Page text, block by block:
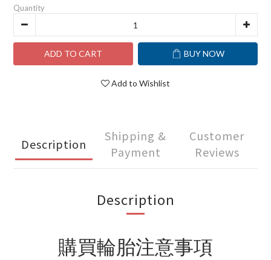
Quantity
ADD TO CART BUY NOW
Add to Wishlist
Description
Shipping &
Payment
Customer
Reviews
Description
購買輪胎注意事項